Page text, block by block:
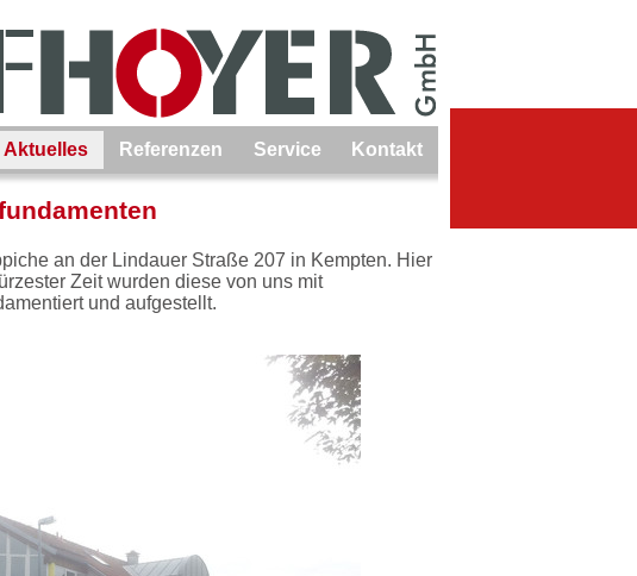
Aktuelles Referenzen Service Kontakt
an der Lindauer Straße 207 in Kempten. Hier
Zeit wurden diese von uns mit
und aufgestellt.